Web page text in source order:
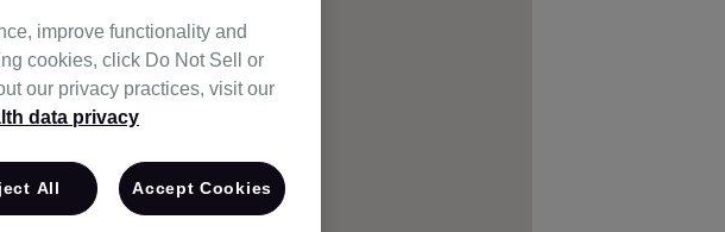
improve functionality and
cookies, click Do Not Sell or
our privacy practices, visit our
data privacy
All Accept Cookies